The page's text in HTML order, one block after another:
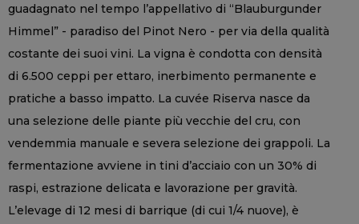
guadagnato nel tempo l’appellativo di “Blauburgunder
Himmel” - paradiso del Pinot Nero - per via della qualità
costante dei suoi vini. La vigna è condotta con densità
di 6.500 ceppi per ettaro, inerbimento permanente e
pratiche a basso impatto. La cuvée Riserva nasce da
una selezione delle piante più vecchie del cru, con
vendemmia manuale e severa selezione dei grappoli. La
fermentazione avviene in tini d’acciaio con un 30% di
raspi, estrazione delicata e lavorazione per gravità.
L’elevage di 12 mesi di barrique (di cui 1/4 nuove), è